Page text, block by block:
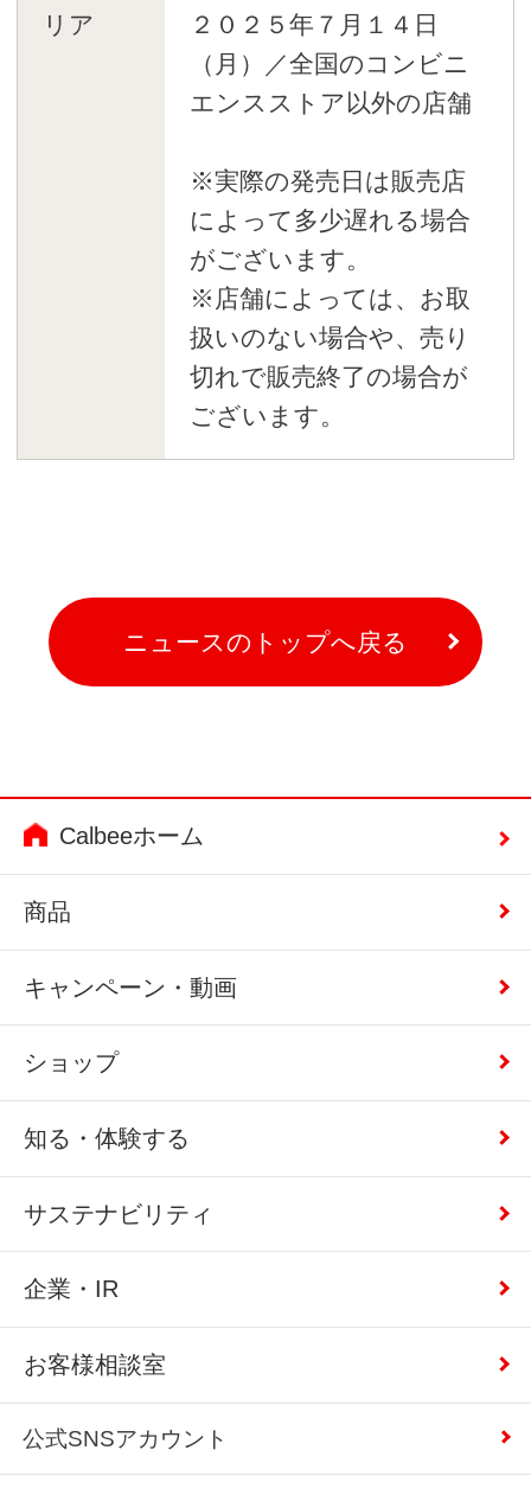
リア
２０２５年７月１４日
（月）／全国のコンビニ
エンスストア以外の店舗
※実際の発売日は販売店
によって多少遅れる場合
がございます。
※店舗によっては、お取
扱いのない場合や、売り
切れで販売終了の場合が
ございます。
ニュースのトップへ戻る
Calbeeホーム
商品
キャンペーン・動画
ショップ
知る・体験する
サステナビリティ
企業・IR
お客様相談室
公式SNSアカウント